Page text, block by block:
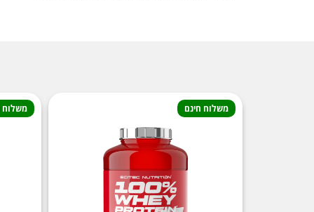
משלוח חינם משלוח